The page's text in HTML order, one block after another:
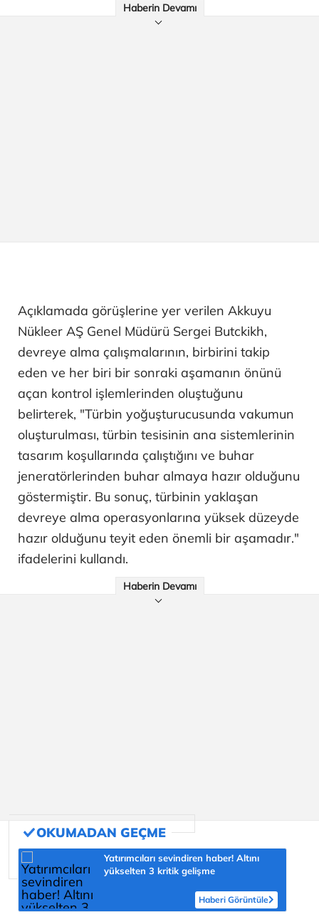
Haberin Devamı
Açıklamada görüşlerine yer verilen Akkuyu
Nükleer AŞ Genel Müdürü Sergei Butckikh,
devreye alma çalışmalarının, birbirini takip
eden ve her biri bir sonraki aşamanın önünü
açan kontrol işlemlerinden oluştuğunu
belirterek, "Türbin yoğuşturucusunda vakumun
oluşturulması, türbin tesisinin ana sistemlerinin
tasarım koşullarında çalıştığını ve buhar
jeneratörlerinden buhar almaya hazır olduğunu
göstermiştir. Bu sonuç, türbinin yaklaşan
devreye alma operasyonlarına yüksek düzeyde
hazır olduğunu teyit eden önemli bir aşamadır."
ifadelerini kullandı.
Haberin Devamı
Yatırımcıları sevindiren haber! Altını
yükselten 3 kritik gelişme
Haberi Görüntüle